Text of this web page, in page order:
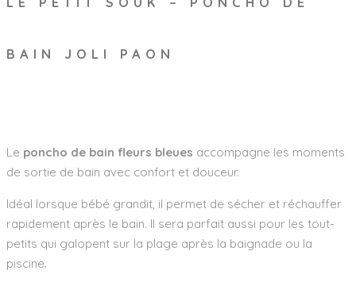
BAIN JOLI PAON
Le poncho de bain fleurs bleues accompagne les moments
de sortie de bain avec confort et douceur.
Idéal lorsque bébé grandit, il permet de sécher et réchauffer
rapidement après le bain. Il sera parfait aussi pour les tout-
petits qui galopent sur la plage après la baignade ou la
piscine.